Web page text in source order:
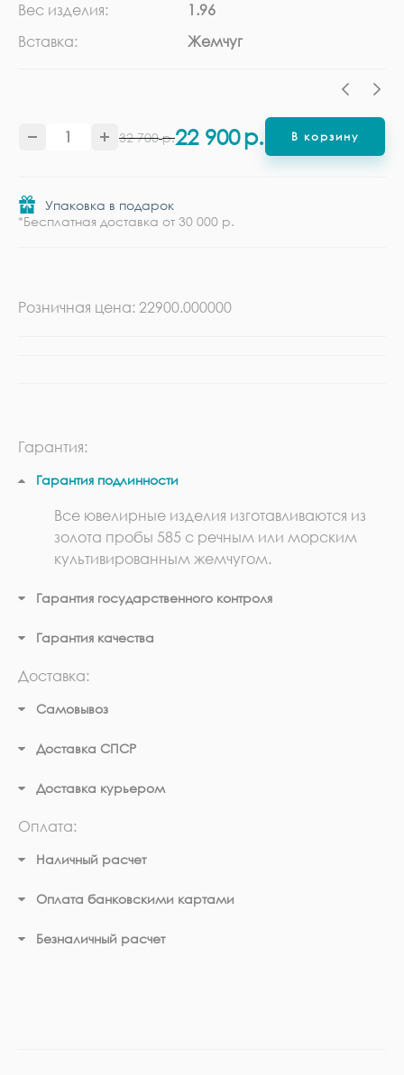
Вес изделия:
1.96
Вставка:
Жемчуг
32 700 р.22 900р. В корзину
Упаковка в подарок
*Бесплатная доставка от 30 000 р.
Розничная цена: 22900.000000
Гарантия:
Гарантия подлинности
Все ювелирные изделия изготавливаются из
золота пробы 585 с речным или морским
культивированным жемчугом.
Гарантия государственного контроля
Гарантия качества
Доставка:
Самовывоз
Доставка СПСР
Доставка курьером
Оплата:
Наличный расчет
Оплата банковскими картами
Безналичный расчет